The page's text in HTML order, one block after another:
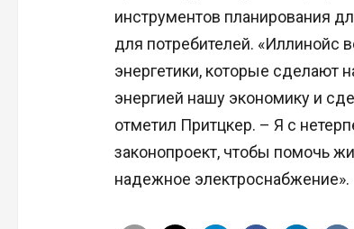
инструментов планирования
для потребителей. «Иллинойс
энергетики, которые сделают
энергией нашу экономику и
отметил Притцкер. – Я с
законопроект, чтобы помочь
надежное электроснабжение».